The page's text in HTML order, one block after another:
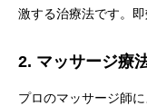
激する治療法です。
2. マッサージ療
プロのマッサージ師